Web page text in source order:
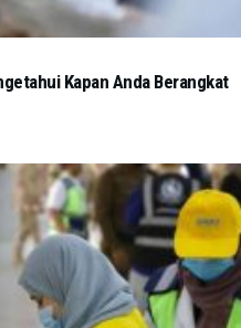
Kapan Anda Berangkat